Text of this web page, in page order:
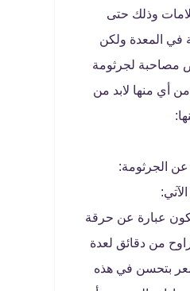
وذلك حتى
في المعدة ولكن
مصاحبة لجرثومة
من أي منها لابد من
عن الجرثومة:
عبارة عن حرقة
من دقائق لعدة
بتحسن في هذه